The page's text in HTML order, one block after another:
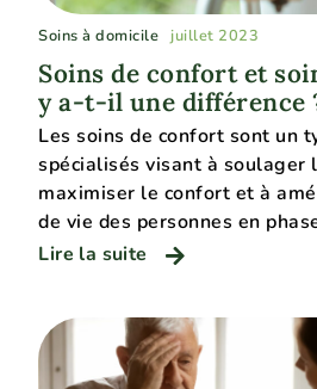
Soins à domicile juillet 2023
Soins de confort et
y a-t-il une différence
Les soins de confort sont un
spécialisés visant à soulager
maximiser le confort et à
de vie des personnes en
Lire la suite